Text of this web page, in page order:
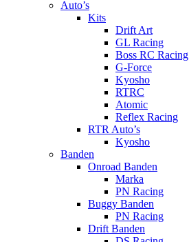
Auto’s
Kits
Drift Art
GL Racing
Boss RC Racing
G-Force
Kyosho
RTRC
Atomic
Reflex Racing
RTR Auto’s
Kyosho
Banden
Onroad Banden
Marka
PN Racing
Buggy Banden
PN Racing
Drift Banden